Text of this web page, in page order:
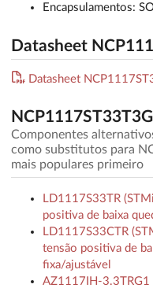
Encapsulamentos:
Datasheet
Datasheet
Componentes
como substitutos para
mais populares primeiro
LD1117S33TR
positiva de baixa
LD1117S33CTR
tensão positiva de
fixa/ajustável
AZ1117IH-3.3TRG1